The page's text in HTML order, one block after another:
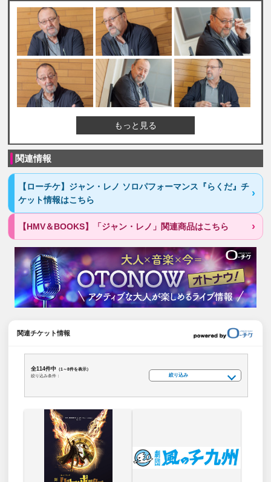
もっと見る
関連情報
【ローチケ】ジャン・レノ ソロパフォーマンス『らくだ』チ
ケット情報はこちら
【HMV＆BOOKS】「ジャン・レノ」関連商品はこちら
関連チケット情報
全114件中 （1～8件を表示）
絞り込み条件：
絞り込み